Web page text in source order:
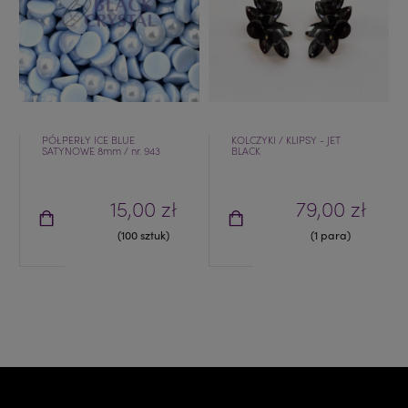
PÓŁPERŁY ICE BLUE
SATYNOWE 8mm / nr. 943
15,00 zł
(100 sztuk)
KOLCZYKI / KLIPSY - JET
BLACK
79,00 zł
(1 para)